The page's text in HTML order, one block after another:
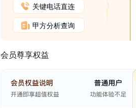
关键电话直连
甲方分析查询
会员尊享权益